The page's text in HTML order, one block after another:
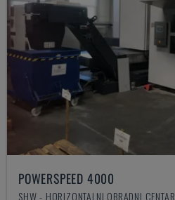
POWERSPEED 4000
SHW - HORIZONTALNI OBRADNI CENTAR